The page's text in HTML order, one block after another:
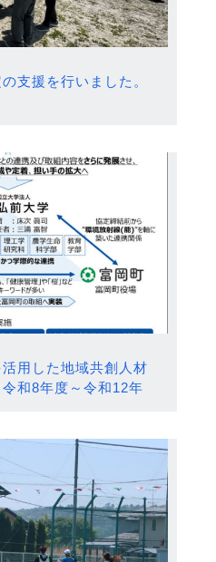
支援を行いました。
用した地域共創人材
和8年度～令和12年